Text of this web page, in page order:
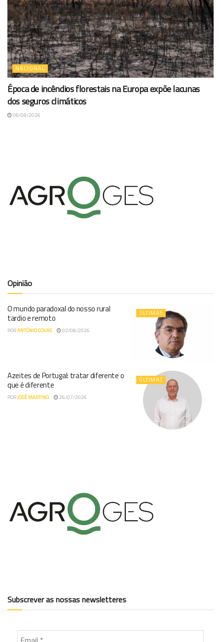
NACIONAL
Época de incêndios florestais na Europa expõe lacunas
dos seguros climáticos
08/08/2026
Opinião
ÚLTIMAS
O mundo paradoxal do nosso rural
tardio e remoto
PORANTÓNIO COVAS 02/08/2026
ÚLTIMAS
Azeites de Portugal: tratar diferente o
que é diferente
PORJOSÉ MARTINO 26/07/2026
Subscrever as nossas newsletteres